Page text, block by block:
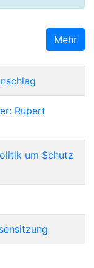
Mehr
Rupert
um Schutz